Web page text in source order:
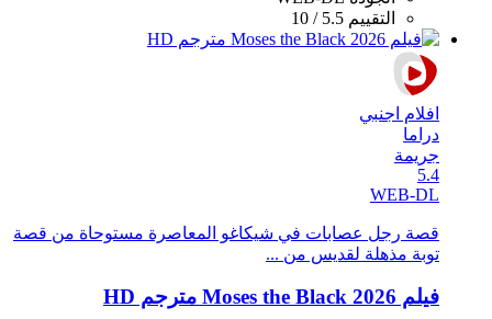
التقييم 5.5 / 10
افلام اجنبي
دراما
جريمة
5.4
WEB-DL
قصة رجل عصابات في شيكاغو المعاصرة مستوحاة من قصة
توبة مذهلة لقديس من ...
فيلم Moses the Black 2026 مترجم HD